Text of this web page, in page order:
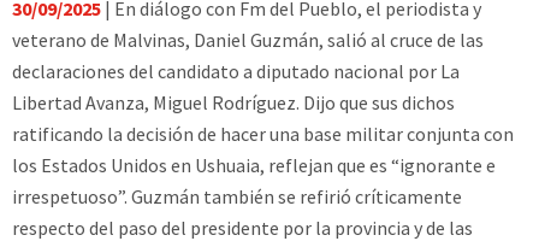
30/09/2025 | En diálogo con Fm del Pueblo, el periodista y
veterano de Malvinas, Daniel Guzmán, salió al cruce de las
declaraciones del candidato a diputado nacional por La
Libertad Avanza, Miguel Rodríguez. Dijo que sus dichos
ratificando la decisión de hacer una base militar conjunta con
los Estados Unidos en Ushuaia, reflejan que es “ignorante e
irrespetuoso”. Guzmán también se refirió críticamente
respecto del paso del presidente por la provincia y de las